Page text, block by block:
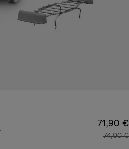
71,90 €
74,00 €